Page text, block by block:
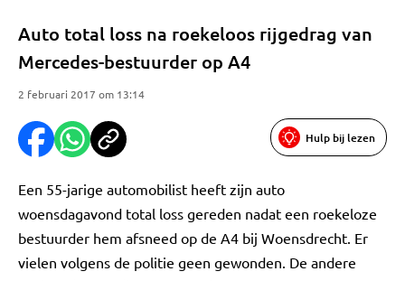
Auto total loss na roekeloos rijgedrag van
Mercedes-bestuurder op A4
2 februari 2017 om 13:14
Hulp bij lezen
Een 55-jarige automobilist heeft zijn auto
woensdagavond total loss gereden nadat een roekeloze
bestuurder hem afsneed op de A4 bij Woensdrecht. Er
vielen volgens de politie geen gewonden. De andere